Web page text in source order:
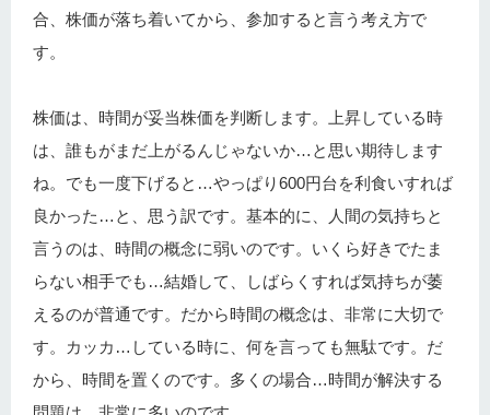
合、株価が落ち着いてから、参加すると言う考え方で
す。
株価は、時間が妥当株価を判断します。上昇している時
は、誰もがまだ上がるんじゃないか…と思い期待します
ね。でも一度下げると…やっぱり600円台を利食いすれば
良かった…と、思う訳です。基本的に、人間の気持ちと
言うのは、時間の概念に弱いのです。いくら好きでたま
らない相手でも…結婚して、しばらくすれば気持ちが萎
えるのが普通です。だから時間の概念は、非常に大切で
す。カッカ…している時に、何を言っても無駄です。だ
から、時間を置くのです。多くの場合…時間が解決する